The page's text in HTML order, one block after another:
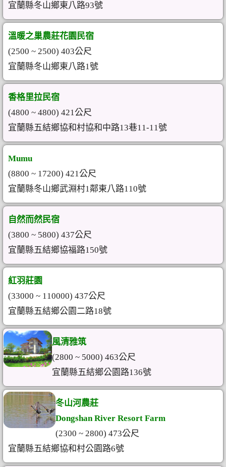
宜蘭縣冬山鄉東八路93號
溫暖之巢農莊花園民宿
(2500 ~ 2500) 403公尺
宜蘭縣冬山鄉東八路1號
香格里拉民宿
(4800 ~ 4800) 421公尺
宜蘭縣五結鄉協和村協和中路13巷11-11號
Mumu
(8800 ~ 17200) 421公尺
宜蘭縣冬山鄉武淵村1鄰東八路110號
自然而然民宿
(3800 ~ 5800) 437公尺
宜蘭縣五結鄉協福路150號
紅羽莊園
(33000 ~ 110000) 437公尺
宜蘭縣五結鄉公園二路18號
風清雅筑
(2800 ~ 5000) 463公尺
宜蘭縣五結鄉公園路136號
冬山河農莊
Dongshan River Resort Farm
(2300 ~ 2800) 473公尺
宜蘭縣五結鄉協和村公園路6號